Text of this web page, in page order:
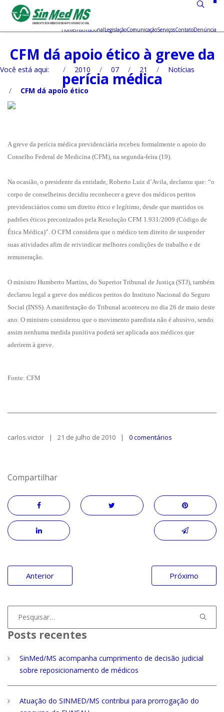
HomeInstitucionalLegislaçãoComunicaçãoServiçosContatoDenúncia
CFM dá apoio ético à greve da
perícia médica
Você está aqui: / 2010 / 07 / 21 / Notícias
/ CFM dá apoio ético
A greve da perícia médica previdenciária recebeu formalmente o apoio do
Conselho Federal de Medicina (CFM), na segunda-feira (19).
Na ocasião, o presidente da entidade, Roberto Luiz d’Avila, declarou que: “o
corpo de conselheiros decidiu reconhecer a greve dos médicos peritos
previdenciários como um direito ético e legítimo, desde que mantidos os
padrões éticos preconizados pela Resolução CFM 1.931/2009 (Código de
Ética Médica)”. O CFM considera que o médico tem direito de suspender
suas atividades afim de reivindicar melhores condições de trabalho e de
remuneração.
O ministro Humberto Martins, do Superior Tribunal de Justiça (STJ), também
declarou legal a greve dos médicos peritos do Instituto Nacional do Seguro
Social (INSS). A manifestação do Tribunal aconteceu no dia 26 de maio deste
ano. O ministro considerou que o movimento paredista não é abusivo, sendo
assim nenhuma medida punitiva poderá ser aplicada aos médicos que
aderirem à greve.
Fonte: CFM
carlos.victor 21 de julho de 2010 0 comentários
Compartilhar
Navegação
de
Anterior Próximo
por:
Posts recentes
SinMed/MS acompanha cumprimento de decisão judicial
sobre reposicionamento de médicos
Atuação do SINMED/MS contribui para prorrogação do